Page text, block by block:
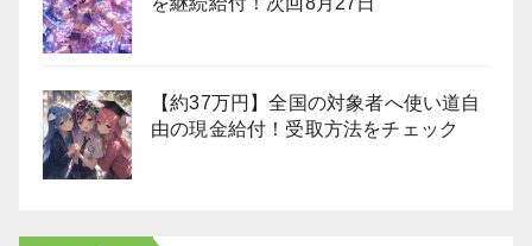
【約37万円】全国の対象者へ使い道自
由の現金給付！受取方法をチェック